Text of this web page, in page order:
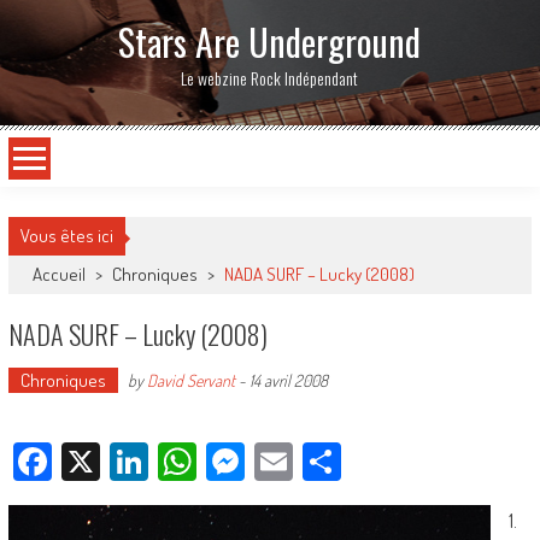
Stars Are Underground
Le webzine Rock Indépendant
Vous êtes ici
Accueil > Chroniques > NADA SURF – Lucky (2008)
NADA SURF – Lucky (2008)
Chroniques byDavid Servant- 14 avril 2008
Facebook
X LinkedIn
WhatsApp
Messenger
EmailPartager
1.